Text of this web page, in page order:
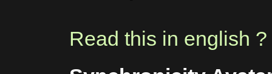
Read this in english ?